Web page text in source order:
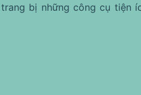
bị những công cụ tiện